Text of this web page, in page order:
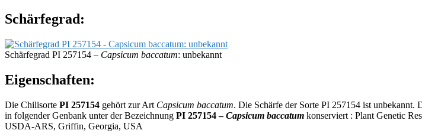
Schärfegrad:
Schärfegrad PI 257154 – Capsicum baccatum: unbekannt
Eigenschaften:
Die Chilisorte PI 257154 gehört zur Art Capsicum baccatum. Die Schärfe der Sorte PI 257154 ist
in folgender Genbank unter der Bezeichnung PI 257154 –Capsicum baccatum konserviert : Plant Genetic
USDA-ARS, Griffin, Georgia, USA